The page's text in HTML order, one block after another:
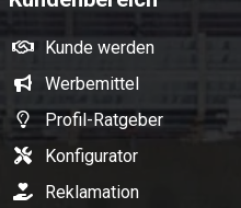
Kunde werden
Werbemittel
Profil-Ratgeber
Konfigurator
Reklamation